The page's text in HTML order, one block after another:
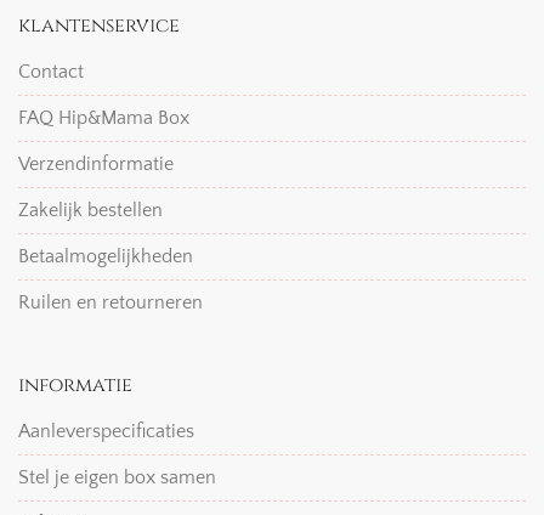
klantenservice
Contact
FAQ Hip&Mama Box
Verzendinformatie
Zakelijk bestellen
Betaalmogelijkheden
Ruilen en retourneren
informatie
Aanleverspecificaties
Stel je eigen box samen